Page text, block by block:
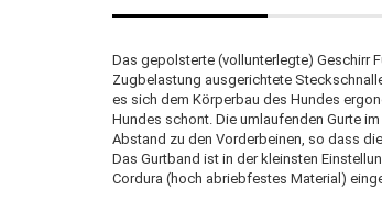
Das gepolsterte (vollunterlegte) Geschirr
Zugbelastung ausgerichtete
es sich dem Körperbau des Hundes
Hundes schont. Die umlaufenden Gurte
Abstand zu den Vorderbeinen, so dass
Das Gurtband ist in der kleinsten
Cordura (hoch abriebfestes Material)